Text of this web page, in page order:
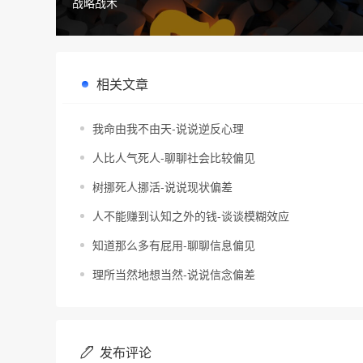
相关文章
我命由我不由天-说说逆反心理
人比人气死人-聊聊社会比较偏见
树挪死人挪活-说说现状偏差
人不能赚到认知之外的钱-谈谈模糊效应
知道那么多有屁用-聊聊信息偏见
理所当然地想当然-说说信念偏差
发布评论